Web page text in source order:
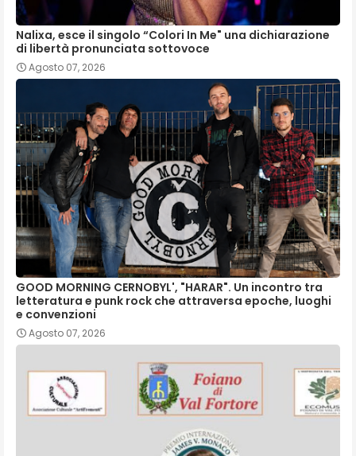
Nalixa, esce il singolo “Colori In Me" una dichiarazione
di libertà pronunciata sottovoce
Agosto 07, 2026
GOOD MORNING CERNOBYL', "HARAR". Un incontro tra
letteratura e punk rock che attraversa epoche, luoghi
e convenzioni
Agosto 07, 2026